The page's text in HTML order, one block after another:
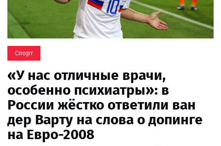
Спорт
«У нас отличные врачи,
особенно психиатры»: в
России жёстко ответили ван
дер Варту на слова о допинге
на Евро-2008